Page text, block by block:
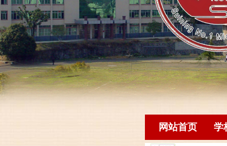
网站首页 学